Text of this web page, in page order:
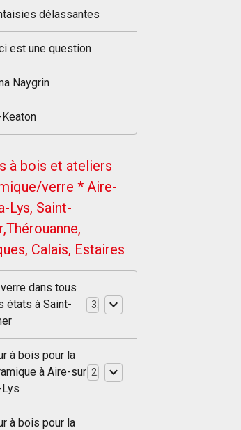
délassantes
est une question
Naygrin
à bois et ateliers
verre * Aire-
Lys, Saint-
Calais, Estaires
dans tous
états à Saint-
à bois pour la
à Aire-sur
à bois pour la